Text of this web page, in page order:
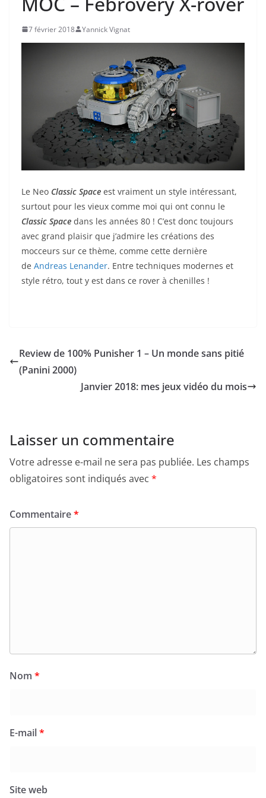
7 février 2018 Yannick Vignat
Le Neo Classic Space est vraiment un style intéressant,
surtout pour les vieux comme moi qui ont connu le
Classic Space dans les années 80 ! C’est donc toujours
avec grand plaisir que j’admire les créations des
mocceurs sur ce thème, comme cette dernière
de Andreas Lenander. Entre techniques modernes et
style rétro, tout y est dans ce rover à chenilles !
Review de 100% Punisher 1 – Un monde sans pitié
(Panini 2000)
Janvier 2018: mes jeux vidéo du mois
Laisser un commentaire
Votre adresse e-mail ne sera pas publiée. Les champs
obligatoires sont indiqués avec *
Commentaire*
Nom *
E-mail*
Site web